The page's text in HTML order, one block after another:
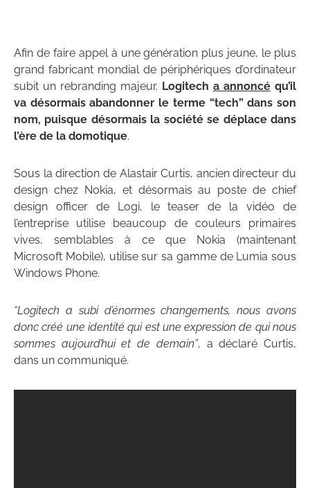
Afin de faire appel à une génération plus jeune, le plus
grand fabricant mondial de périphériques d’ordinateur
subit un rebranding majeur. Logitech a annoncé qu’il
va désormais abandonner le terme “tech” dans son
nom, puisque désormais la société se déplace dans
l’ère de la domotique.
Sous la direction de Alastair Curtis, ancien directeur du
design chez Nokia, et désormais au poste de chief
design officer de Logi, le teaser de la vidéo de
l’entreprise utilise beaucoup de couleurs primaires
vives, semblables à ce que Nokia (maintenant
Microsoft Mobile), utilise sur sa gamme de Lumia sous
Windows Phone.
“Logitech a subi d’énormes changements, nous avons
donc créé une identité qui est une expression de qui nous
sommes aujourd’hui et de demain”, a déclaré Curtis,
dans un communiqué.